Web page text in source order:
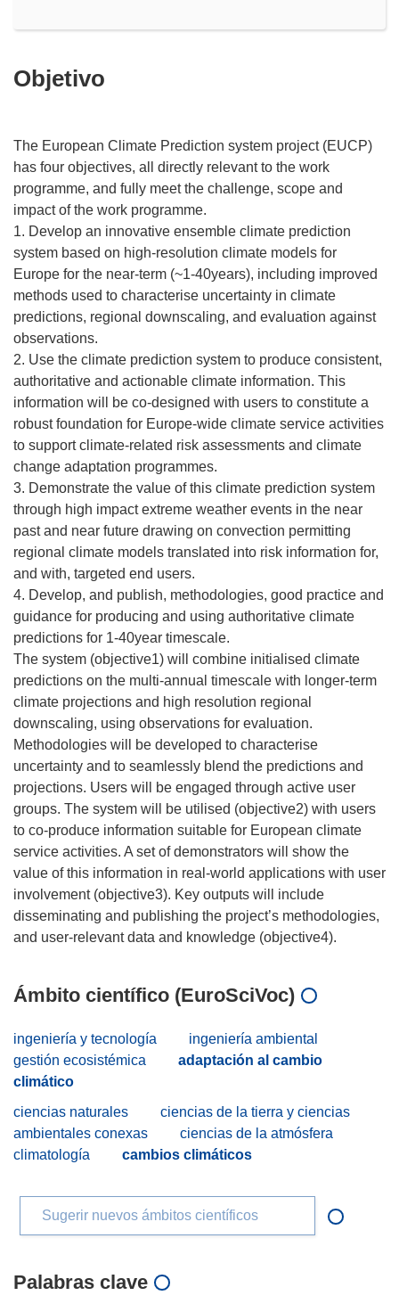
Objetivo
The European Climate Prediction system project (EUCP)
has four objectives, all directly relevant to the work
programme, and fully meet the challenge, scope and
impact of the work programme.
1. Develop an innovative ensemble climate prediction
system based on high-resolution climate models for
Europe for the near-term (~1-40years), including improved
methods used to characterise uncertainty in climate
predictions, regional downscaling, and evaluation against
observations.
2. Use the climate prediction system to produce consistent,
authoritative and actionable climate information. This
information will be co-designed with users to constitute a
robust foundation for Europe-wide climate service activities
to support climate-related risk assessments and climate
change adaptation programmes.
3. Demonstrate the value of this climate prediction system
through high impact extreme weather events in the near
past and near future drawing on convection permitting
regional climate models translated into risk information for,
and with, targeted end users.
4. Develop, and publish, methodologies, good practice and
guidance for producing and using authoritative climate
predictions for 1-40year timescale.
The system (objective1) will combine initialised climate
predictions on the multi-annual timescale with longer-term
climate projections and high resolution regional
downscaling, using observations for evaluation.
Methodologies will be developed to characterise
uncertainty and to seamlessly blend the predictions and
projections. Users will be engaged through active user
groups. The system will be utilised (objective2) with users
to co-produce information suitable for European climate
service activities. A set of demonstrators will show the
value of this information in real-world applications with user
involvement (objective3). Key outputs will include
disseminating and publishing the project’s methodologies,
Ámbito científico (EuroSciVoc)
ingeniería y tecnología
ingeniería ambiental
gestión ecosistémica
adaptación al cambio
climático
ciencias naturales
ciencias de la tierra y ciencias
ambientales conexas
ciencias de la atmósfera
climatología
cambios climáticos
Sugerir nuevos ámbitos científicos
Palabras clave